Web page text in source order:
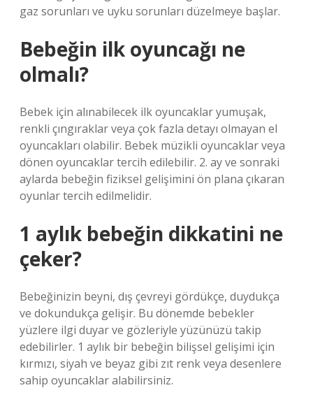
gaz sorunları ve uyku sorunları düzelmeye başlar.
Bebeğin ilk oyuncağı ne
olmalı?
Bebek için alınabilecek ilk oyuncaklar yumuşak,
renkli çıngıraklar veya çok fazla detayı olmayan el
oyuncakları olabilir. Bebek müzikli oyuncaklar veya
dönen oyuncaklar tercih edilebilir. 2. ay ve sonraki
aylarda bebeğin fiziksel gelişimini ön plana çıkaran
oyunlar tercih edilmelidir.
1 aylık bebeğin dikkatini ne
çeker?
Bebeğinizin beyni, dış çevreyi gördükçe, duydukça
ve dokundukça gelişir. Bu dönemde bebekler
yüzlere ilgi duyar ve gözleriyle yüzünüzü takip
edebilirler. 1 aylık bir bebeğin bilişsel gelişimi için
kırmızı, siyah ve beyaz gibi zıt renk veya desenlere
sahip oyuncaklar alabilirsiniz.